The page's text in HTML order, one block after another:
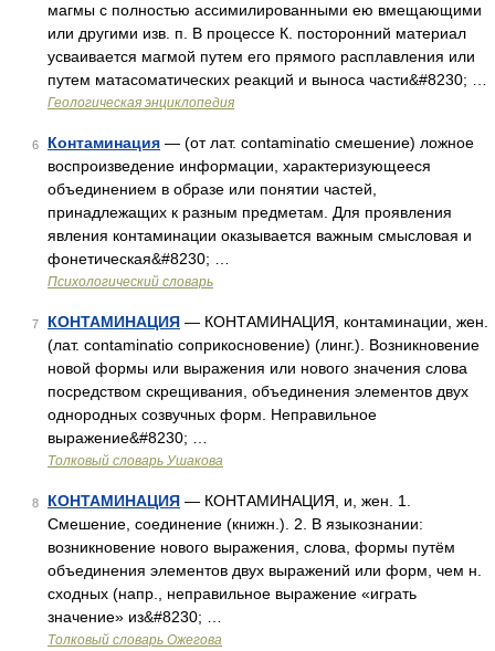
магмы с полностью ассимилированными ею вмещающими
или другими изв. п. В процессе К. посторонний материал
усваивается магмой путем его прямого расплавления или
путем матасоматических реакций и выноса части&#8230; …
Геологическая энциклопедия
6 Контаминация — (от лат. contaminatio смешение) ложное
воспроизведение информации, характеризующееся
объединением в образе или понятии частей,
принадлежащих к разным предметам. Для проявления
явления контаминации оказывается важным смысловая и
фонетическая&#8230; …
Психологический словарь
7 КОНТАМИНАЦИЯ — КОНТАМИНАЦИЯ, контаминации, жен.
(лат. contaminatio соприкосновение) (линг.). Возникновение
новой формы или выражения или нового значения слова
посредством скрещивания, объединения элементов двух
однородных созвучных форм. Неправильное
выражение&#8230; …
Толковый словарь Ушакова
8 КОНТАМИНАЦИЯ — КОНТАМИНАЦИЯ, и, жен. 1.
Смешение, соединение (книжн.). 2. В языкознании:
возникновение нового выражения, слова, формы путём
объединения элементов двух выражений или форм, чем н.
сходных (напр., неправильное выражение «играть
значение» из&#8230; …
Толковый словарь Ожегова